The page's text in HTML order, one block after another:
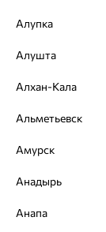
Страна
Коллекции:
Бренд: Alexandra
Вес металла:
Характеристика
ВИД КАМНЯ
Алупка
Алушта
Алхан-Кала
Альметьевск
Амурск
Анадырь
Анапа